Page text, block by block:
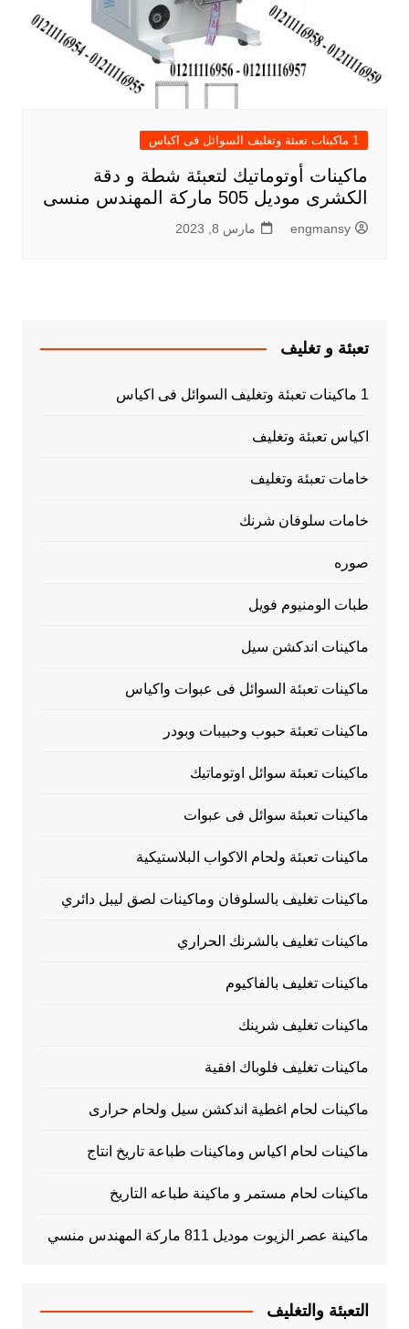
1 ماكينات تعبئة وتغليف السوائل فى اكياس
ماكينات أوتوماتيك لتعبئة شطة و دقة
الكشرى موديل 505 ماركة المهندس منسى
engmansy مارس 8, 2023
تعبئة و تغليف
1 ماكينات تعبئة وتغليف السوائل فى اكياس
اكياس تعبئة وتغليف
خامات تعبئة وتغليف
خامات سلوفان شرنك
صوره
طبات الومنيوم فويل
ماكينات اندكشن سيل
ماكينات تعبئة السوائل فى عبوات واكياس
ماكينات تعبئة حبوب وحبيبات وبودر
ماكينات تعبئة سوائل اوتوماتيك
ماكينات تعبئة سوائل فى عبوات
ماكينات تعبئة ولحام الاكواب البلاستيكية
ماكينات تغليف بالسلوفان وماكينات لصق ليبل دائري
ماكينات تغليف بالشرنك الحراري
ماكينات تغليف بالفاكيوم
ماكينات تغليف شرينك
ماكينات تغليف فلوباك افقية
ماكينات لحام اغطية اندكشن سيل ولحام حرارى
ماكينات لحام اكياس وماكينات طباعة تاريخ انتاج
ماكينات لحام مستمر و ماكينة طباعه التاريخ
ماكينة عصر الزيوت موديل 811 ماركة المهندس منسي
التعبئة والتغليف